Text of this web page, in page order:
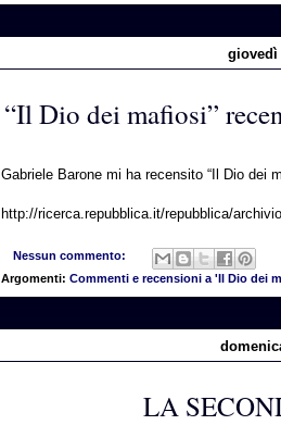
giovedì
“Il Dio dei mafiosi”
Gabriele Barone mi ha recensito “Il Dio dei
http://ricerca.repubblica.it/repubblica/
Nessun commento:
Argomenti: Commenti e recensioni a 'Il Dio dei
LA